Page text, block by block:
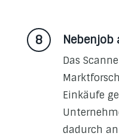
Nebenjob
Das
Einkäufe
dadurch